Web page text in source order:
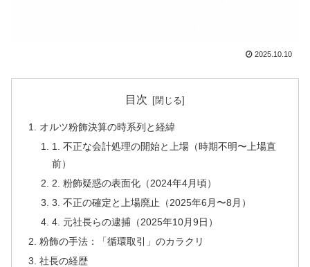
2025.10.10
目次
オルツ粉飾決算の時系列と経緯
1. 不正な会計処理の開始と上場（時期不明〜上場直
前）
2. 粉飾疑惑の表面化（2024年4月頃）
3. 不正の確定と上場廃止（2025年6月〜8月）
4. 元社長らの逮捕（2025年10月9日）
粉飾の手法：「循環取引」のカラクリ
社長の経歴